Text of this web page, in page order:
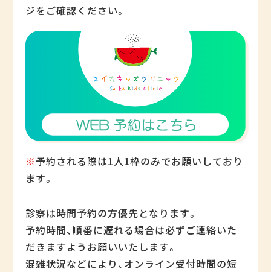
ジをご確認ください。
※予約される際は1人1枠のみでお願いしており
ます。
診察は時間予約の方優先となります。
予約時間、順番に遅れる場合は必ずご連絡いた
だきますようお願いいたします。
混雑状況などにより、オンライン受付時間の短